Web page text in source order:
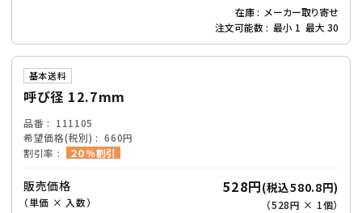
在庫
メーカー取り寄せ
注文可能数
最小 1 最大 30
基本送料
呼び径 12.7mm
品番
111105
希望価格(税別)
660円
割引率
２０％割引
販売価格
（単価 × 入数）
528円(税込580.8円)
（528円 × 1個）